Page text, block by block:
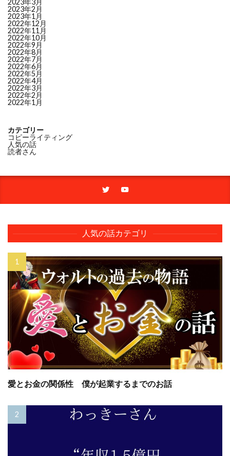
2023年3月
2023年2月
2023年1月
2022年12月
2022年11月
2022年10月
2022年9月
2022年8月
2022年7月
2022年6月
2022年5月
2022年4月
2022年3月
2022年2月
2022年1月
カテゴリー
コピーライティング
人気の話
読者さん
人気の話カテゴリ
愛とお金の関係性 僕が起業するまでのお話